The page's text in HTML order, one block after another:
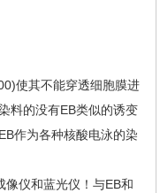
使其不能穿透细胞膜进
料的没有EB类似的诱变
作为各种核酸电泳的染
仪和蓝光仪！与EB和